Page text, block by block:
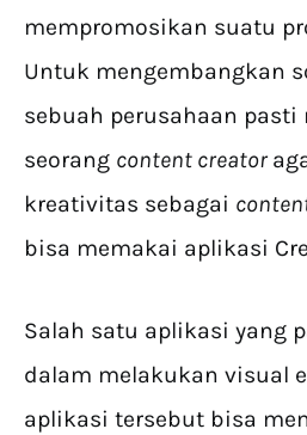
mempromosikan suatu
Untuk mengembangkan
sebuah perusahaan
seorang content creator
kreativitas sebagai
bisa memakai aplikasi
Salah satu aplikasi yang
dalam melakukan visual
aplikasi tersebut bisa